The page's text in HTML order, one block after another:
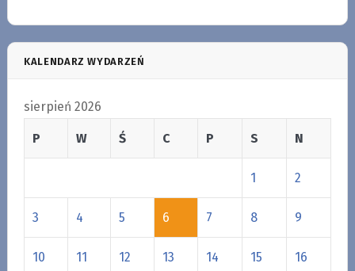
KALENDARZ WYDARZEŃ
sierpień 2026
P W Ś C P S N
1 2
3 4 5 6 7 8 9
10 11 12 13 14 15 16